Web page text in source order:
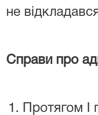
не
Справи про
Протягом